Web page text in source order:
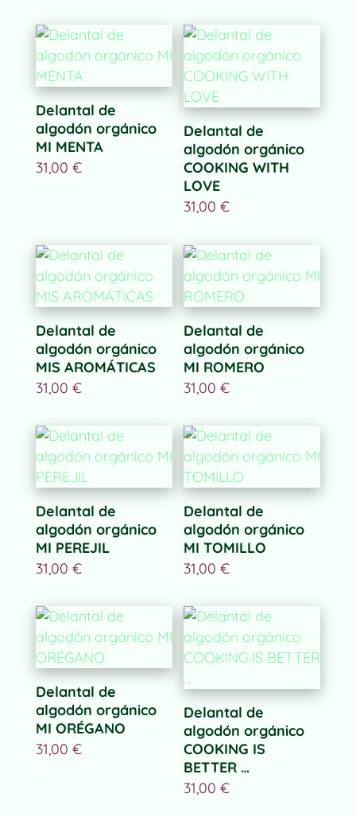
Delantal de
algodón orgánico
MI MENTA
31,00 €
Delantal de
algodón orgánico
COOKING WITH
LOVE
31,00€
Delantal de
algodón orgánico
MIS AROMÁTICAS
31,00 €
Delantal de
algodón orgánico
MI ROMERO
31,00€
Delantal de
algodón orgánico
MI PEREJIL
31,00 €
Delantal de
algodón orgánico
MI TOMILLO
31,00€
Delantal de
algodón orgánico
MI ORÉGANO
31,00 €
Delantal de
algodón orgánico
COOKING IS
BETTER …
31,00€